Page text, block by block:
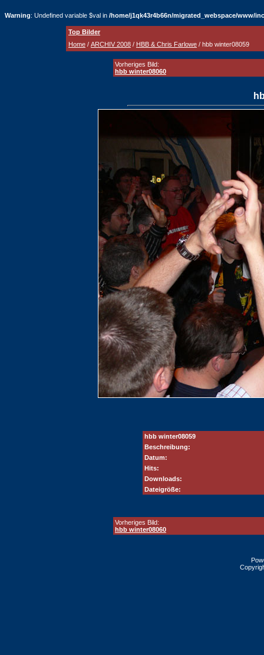
Warning: Undefined variable $val in /home/j1qk43r4b66n/migrated_webspace/www/
Top Bilder
Home / ARCHIV 2008 / HBB & Chris Farlowe / hbb winter08059
Vorheriges Bild:
hbb winter08060
hbb winter08059
Beschreibung:
Datum:
Hits:
Downloads:
Dateigröße:
Vorheriges Bild:
hbb winter08060